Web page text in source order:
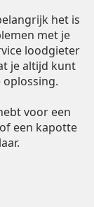
het is
met je
loodgieter
je altijd kunt
oplossing.
voor een
een kapotte